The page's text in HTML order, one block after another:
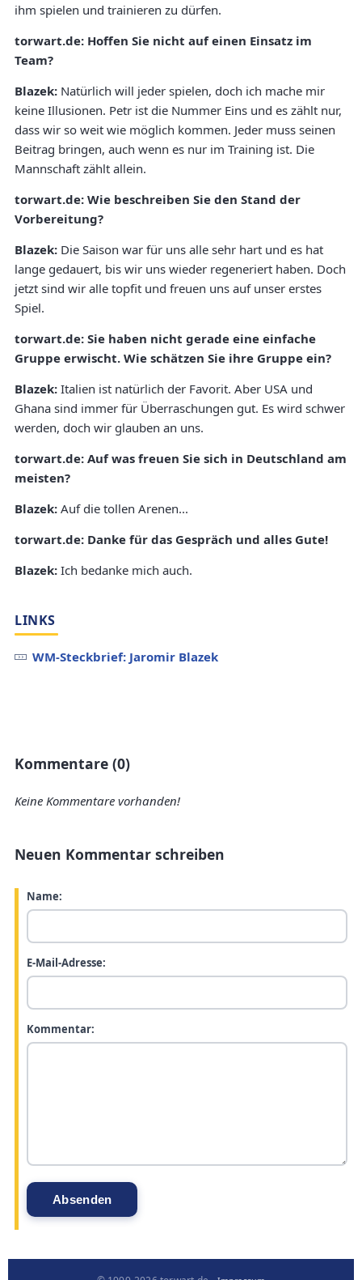
ihm spielen und trainieren zu dürfen.
torwart.de: Hoffen Sie nicht auf einen Einsatz im
Team?
Blazek: Natürlich will jeder spielen, doch ich mache mir
keine Illusionen. Petr ist die Nummer Eins und es zählt nur,
dass wir so weit wie möglich kommen. Jeder muss seinen
Beitrag bringen, auch wenn es nur im Training ist. Die
Mannschaft zählt allein.
torwart.de: Wie beschreiben Sie den Stand der
Vorbereitung?
Blazek: Die Saison war für uns alle sehr hart und es hat
lange gedauert, bis wir uns wieder regeneriert haben. Doch
jetzt sind wir alle topfit und freuen uns auf unser erstes
Spiel.
torwart.de: Sie haben nicht gerade eine einfache
Gruppe erwischt. Wie schätzen Sie ihre Gruppe ein?
Blazek: Italien ist natürlich der Favorit. Aber USA und
Ghana sind immer für Überraschungen gut. Es wird schwer
werden, doch wir glauben an uns.
torwart.de: Auf was freuen Sie sich in Deutschland am
meisten?
Blazek: Auf die tollen Arenen...
torwart.de: Danke für das Gespräch und alles Gute!
Blazek: Ich bedanke mich auch.
LINKS
WM-Steckbrief: Jaromir Blazek
Kommentare (0)
Keine Kommentare vorhanden!
Neuen Kommentar schreiben
Name:
E-Mail-Adresse:
Kommentar: